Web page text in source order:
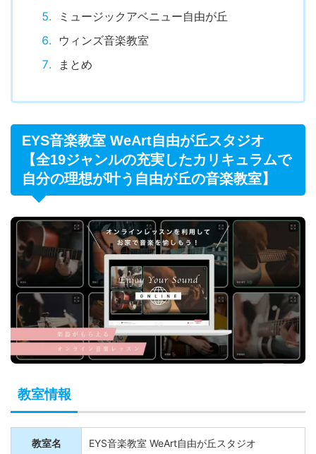
ミュージックアベニュー自由が丘
ウィンズ音楽教室
まとめ
EYS音楽教室 WeArt自由が丘スタジオ
【全19ジャンルの充実したカリキュラムで
自分の理想が叶う自由が丘の音楽教室】
教室情報
教室名 EYS音楽教室 WeArt自由が丘スタジオ